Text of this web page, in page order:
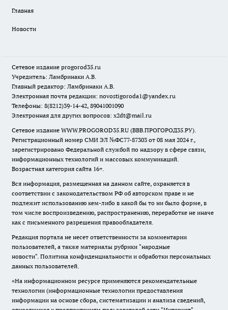
Главная
Новости
Сетевое издание progorod35.ru
Учредитель: Ламбринаки А.В.
Главный редактор: Ламбринаки А.В.
Электронная почта редакции: novostigoroda1@yandex.ru
Телефоны: 8(8212)39-14-42, 89041001090
Электронная для других вопросов: x2dt@mail.ru
Сетевое издание WWW.PROGOROD35.RU (ВВВ.ПРОГОРОД35.РУ).
Регистрационный номер СМИ ЭЛ №ФС77-87303 от 08 мая 2024 г.,
зарегистрировано Федеральной службой по надзору в сфере связи,
информационных технологий и массовых коммуникаций.
Возрастная категория сайта 16+.
Вся информация, размещенная на данном сайте, охраняется в
соответствии с законодательством РФ об авторском праве и не
подлежит использованию кем-либо в какой бы то ни было форме, в
том числе воспроизведению, распространению, переработке не иначе
как с письменного разрешения правообладателя.
Редакция портала не несет ответственности за комментарии
пользователей, а также материалы рубрики "народные
новости". Политика конфиденциальности и обработки персональных
данных пользователей.
«На информационном ресурсе применяются рекомендательные
технологии (информационные технологии предоставления
информации на основе сбора, систематизации и анализа сведений,